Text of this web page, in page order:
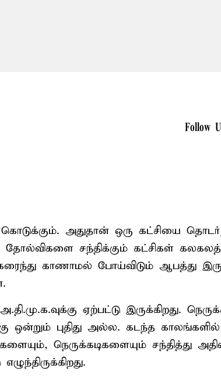
Follow
அதுதான் ஒரு கட்சியை
தோல்விகளை சந்திக்கும் கட்சிகள்
காணாமல் போய்விடும் ஆபத்து
ஏற்பட்டு இருக்கிறது.
ஒன்றும் புதிது அல்ல. கடந்த காலங்களில்
நெருக்கடிகளையும் சந்தித்து